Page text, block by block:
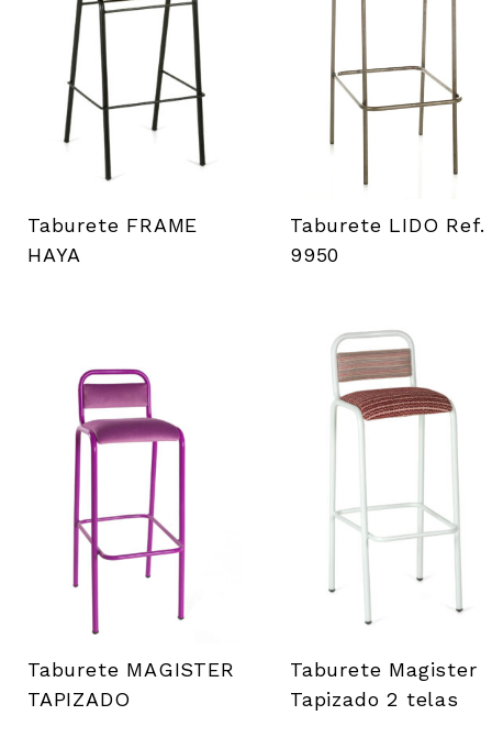
Taburete FRAME
HAYA
Taburete LIDO Ref.
9950
Taburete MAGISTER
TAPIZADO
Taburete Magister
Tapizado 2 telas